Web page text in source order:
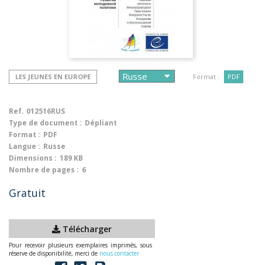
LES JEUNES EN EUROPE Format : PDF
Ref. 012516RUS
Type de document : Dépliant
Format : PDF
Langue : Russe
Dimensions : 189 KB
Nombre de pages : 6
Gratuit
Télécharger
Pour recevoir plusieurs exemplaires imprimés, sous
réserve de disponibilité, merci de nous contacter